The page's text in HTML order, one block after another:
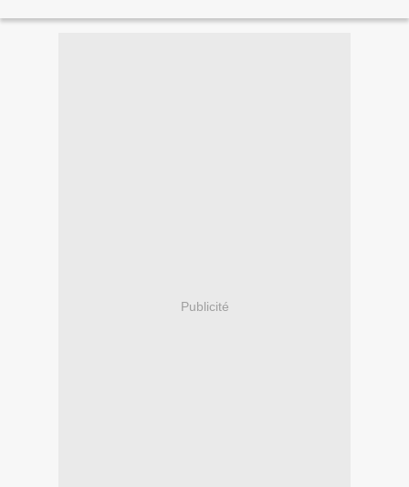
Publicité